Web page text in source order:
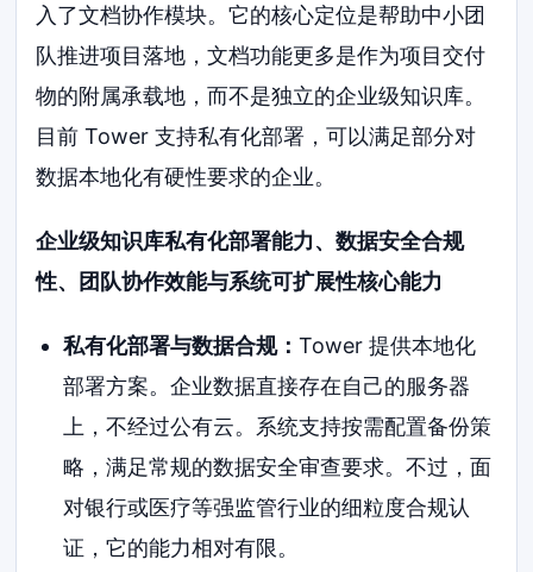
入了文档协作模块。它的核心定位是帮助中小团
队推进项目落地，文档功能更多是作为项目交付
物的附属承载地，而不是独立的企业级知识库。
目前 Tower 支持私有化部署，可以满足部分对
数据本地化有硬性要求的企业。
企业级知识库私有化部署能力、数据安全合规
性、团队协作效能与系统可扩展性核心能力
私有化部署与数据合规： Tower 提供本地化
部署方案。企业数据直接存在自己的服务器
上，不经过公有云。系统支持按需配置备份策
略，满足常规的数据安全审查要求。不过，面
对银行或医疗等强监管行业的细粒度合规认
证，它的能力相对有限。